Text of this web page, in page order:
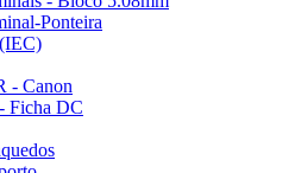
Ponteira
- Canon
Ficha DC